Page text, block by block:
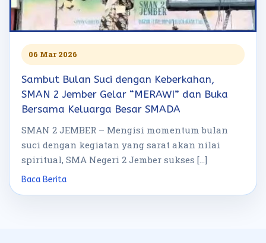
06 Mar 2026
Sambut Bulan Suci dengan Keberkahan,
SMAN 2 Jember Gelar “MERAWI” dan Buka
Bersama Keluarga Besar SMADA
SMAN 2 JEMBER – Mengisi momentum bulan
suci dengan kegiatan yang sarat akan nilai
spiritual, SMA Negeri 2 Jember sukses […]
Baca Berita